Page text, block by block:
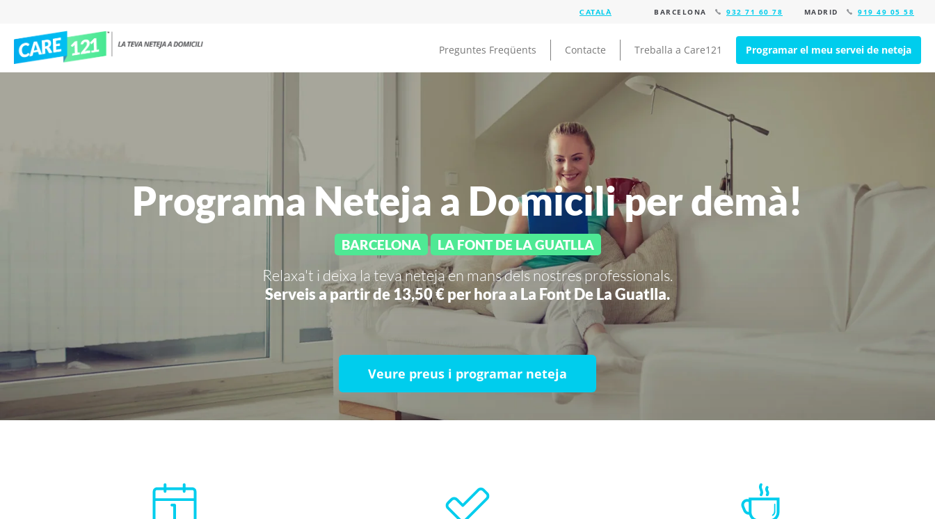
BARCELONA 932 71 60 78 MADRID 919 49 05 58
Preguntes Freqüents Contacte Treballa a Care121 Programar el meu servei de neteja
Programa Neteja a Domicili per demà!
BARCELONA LA FONT DE LA GUATLLA
Relaxa't i deixa la teva neteja en mans dels nostres professionals.
Serveis a partir de 13,50 € per hora a La Font De La Guatlla.
Veure preus i programar neteja